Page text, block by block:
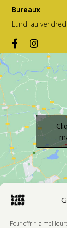
Pour offrir la
Bureaux
Lundi au